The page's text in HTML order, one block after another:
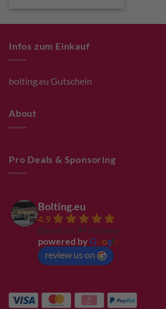
Infos zum Einkauf
bolting.eu Gutschein
About
Pro Deals & Sponsoring
Bolting.eu
4.9
Based on 94 reviews
powered by G ogl
review us on